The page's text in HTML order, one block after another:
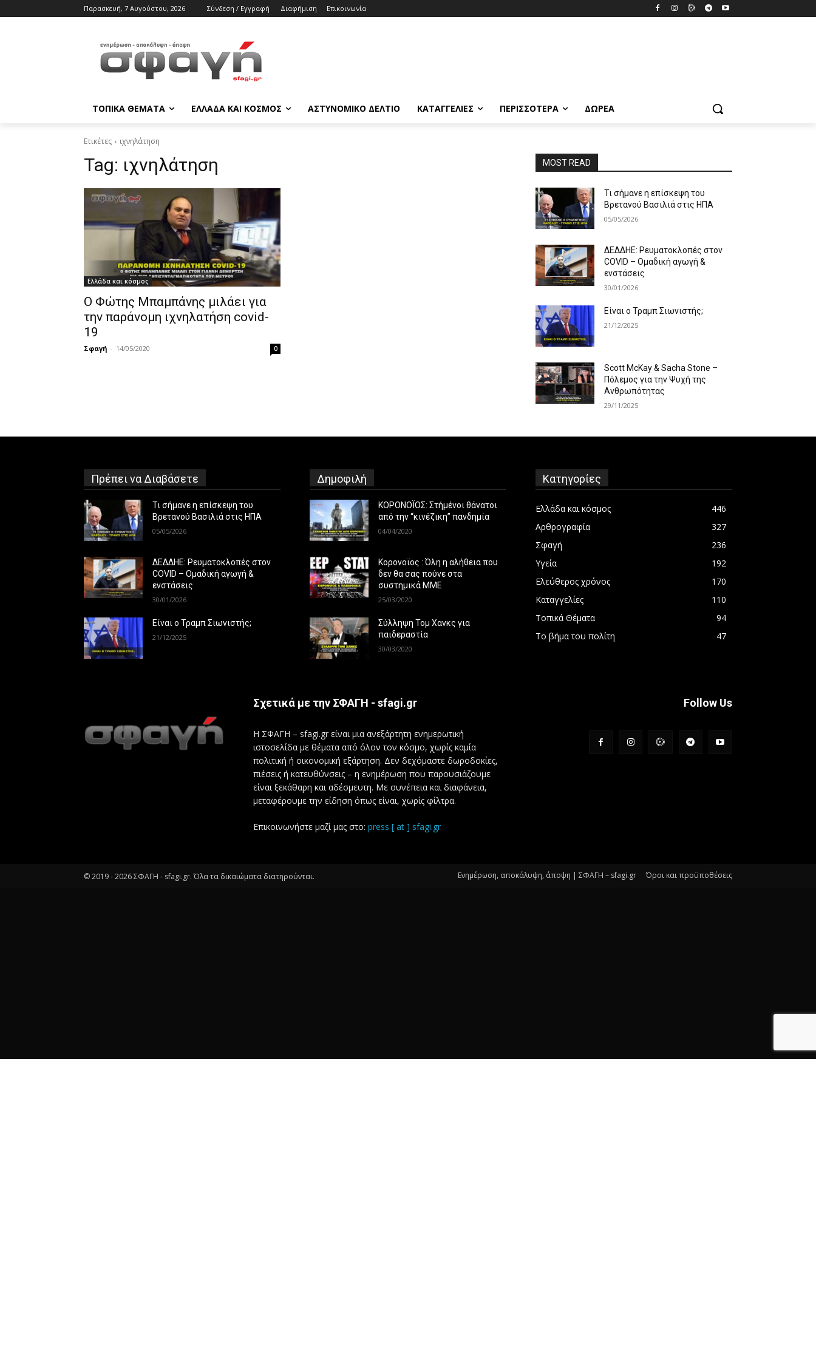
Παρασκευή, 7 Αυγούστου, 2026 Σύνδεση / Εγγραφή Διαφήμιση Επικοινωνία
ΤΟΠΙΚΑ ΘΕΜΑΤΑ ΕΛΛΑΔΑ ΚΑΙ ΚΟΣΜΟΣ ΑΣΤΥΝΟΜΙΚΟ ΔΕΛΤΙΟ ΚΑΤΑΓΓΕΛΙΕΣ ΠΕΡΙΣΣΟΤΕΡΑ ΔΩΡΕΆ
Ετικέτες ιχνηλάτηση
Tag: ιχνηλάτηση
Ελλάδα και κόσμος
Ο Φώτης Μπαμπάνης μιλάει για
την παράνομη ιχνηλατήση covid-
19
Σφαγή - 14/05/2020 0
MOST READ
Τι σήμανε η επίσκεψη του
Βρετανού Βασιλιά στις ΗΠΑ
05/05/2026
ΔΕΔΔΗΕ: Ρευματοκλοπές στον
COVID – Ομαδική αγωγή &
ενστάσεις
30/01/2026
Είναι ο Τραμπ Σιωνιστής;
21/12/2025
Scott McKay & Sacha Stone –
Πόλεμος για την Ψυχή της
Ανθρωπότητας
29/11/2025
Πρέπει να Διαβάσετε
Τι σήμανε η επίσκεψη του
Βρετανού Βασιλιά στις ΗΠΑ
05/05/2026
ΔΕΔΔΗΕ: Ρευματοκλοπές στον
COVID – Ομαδική αγωγή &
ενστάσεις
30/01/2026
Είναι ο Τραμπ Σιωνιστής;
21/12/2025
Δημοφιλή
ΚΟΡΟΝΟΪΟΣ: Στήμένοι θάνατοι
από την “κινέζικη” πανδημία
04/04/2020
Κορονοϊος : Όλη η αλήθεια που
δεν θα σας πούνε στα
συστημικά ΜΜΕ
25/03/2020
Σύλληψη Τομ Χανκς για
παιδεραστία
30/03/2020
Κατηγορίες
Ελλάδα και κόσμος
446
Αρθρογραφία
327
Σφαγή
236
Υγεία
192
Ελεύθερος χρόνος
170
Καταγγελίες
110
Τοπικά Θέματα
94
Το βήμα του πολίτη
47
Σχετικά με την ΣΦΑΓΗ - sfagi.gr
Η ΣΦΑΓΗ – sfagi.gr είναι μια ανεξάρτητη ενημερωτική
ιστοσελίδα με θέματα από όλον τον κόσμο, χωρίς καμία
πολιτική ή οικονομική εξάρτηση. Δεν δεχόμαστε δωροδοκίες,
πιέσεις ή κατευθύνσεις – η ενημέρωση που παρουσιάζουμε
είναι ξεκάθαρη και αδέσμευτη. Με συνέπεια και διαφάνεια,
μεταφέρουμε την είδηση όπως είναι, χωρίς φίλτρα.
Επικοινωνήστε μαζί μας στο: press [ at ] sfagi.gr
Follow Us
© 2019 -2026ΣΦΑΓΗ - sfagi.gr. Όλα τα δικαιώματα διατηρούνται. Ενημέρωση, αποκάλυψη, άποψη | ΣΦΑΓΗ – sfagi.gr Όροι και προϋποθέσεις